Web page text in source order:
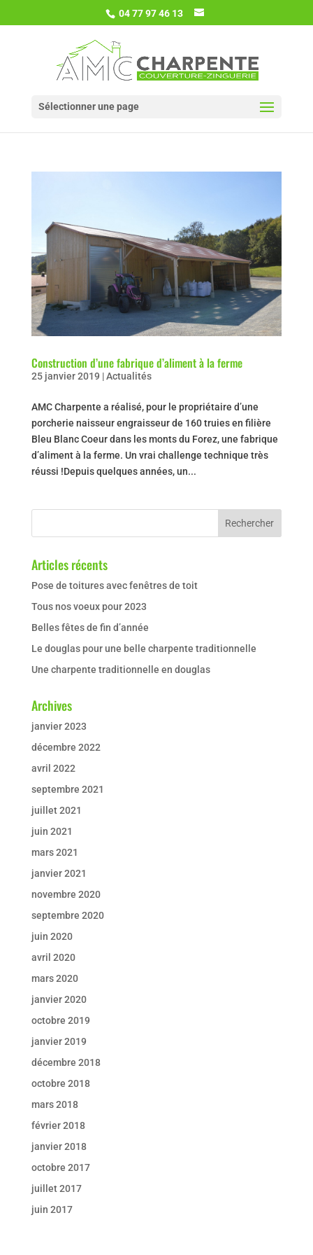
04 77 97 46 13
Sélectionner une page
Construction d’une fabrique d’aliment à la ferme
25 janvier 2019 |Actualités
AMC Charpente a réalisé, pour le propriétaire d’une
porcherie naisseur engraisseur de 160 truies en filière
Bleu Blanc Coeur dans les monts du Forez, une fabrique
d’aliment à la ferme. Un vrai challenge technique très
réussi !Depuis quelques années, un...
Articles récents
Pose de toitures avec fenêtres de toit
Tous nos voeux pour 2023
Belles fêtes de fin d’année
Le douglas pour une belle charpente traditionnelle
Une charpente traditionnelle en douglas
Archives
janvier 2023
décembre 2022
avril 2022
septembre 2021
juillet 2021
juin 2021
mars 2021
janvier 2021
novembre 2020
septembre 2020
juin 2020
avril 2020
mars 2020
janvier 2020
octobre 2019
janvier 2019
décembre 2018
octobre 2018
mars 2018
février 2018
janvier 2018
octobre 2017
juillet 2017
juin 2017